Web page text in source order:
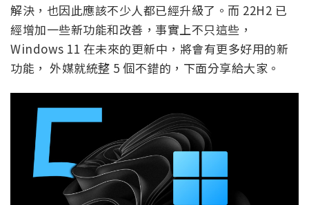
解決，也因此應該不少人都已經升級了。而 22H2 已
經增加一些新功能和改善，事實上不只這些，
Windows 11 在未來的更新中，將會有更多好用的新
功能， 外媒就統整 5 個不錯的，下面分享給大家。